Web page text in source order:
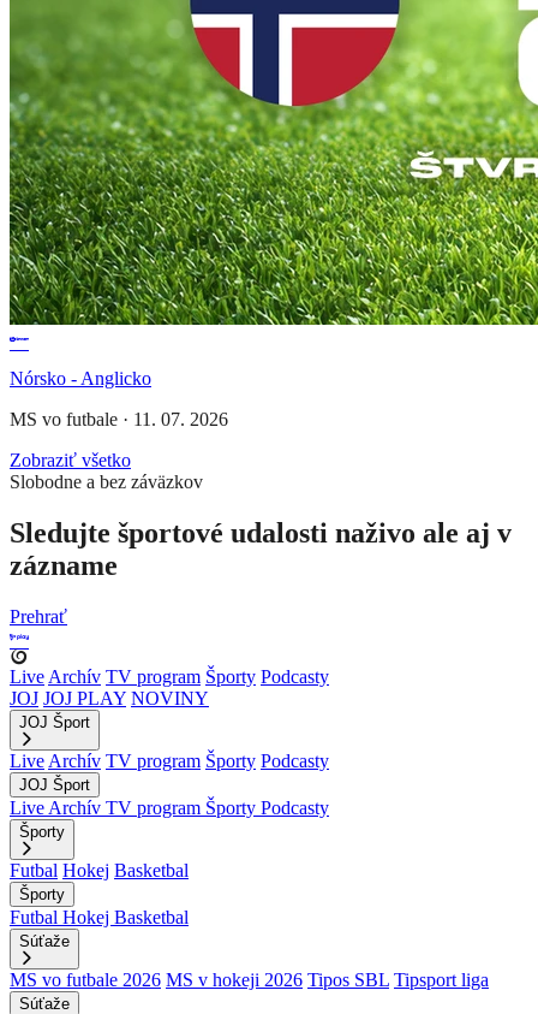
Nórsko - Anglicko
MS vo futbale · 11. 07. 2026
Zobraziť všetko
Slobodne a bez záväzkov
Sledujte športové udalosti naživo ale aj v
zázname
Prehrať
Live Archív TV program Športy Podcasty
JOJ JOJ PLAY NOVINY
JOJ Šport
Live Archív TV program Športy Podcasty
JOJ Šport
Live Archív TV program Športy Podcasty
Športy
Futbal Hokej Basketbal
Športy
Futbal Hokej Basketbal
Súťaže
MS vo futbale 2026 MS v hokeji 2026 Tipos SBL Tipsport liga
Súťaže